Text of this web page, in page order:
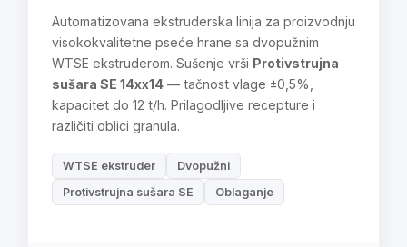
Automatizovana ekstruderska linija za proizvodnju
visokokvalitetne pseće hrane sa dvopužnim
WTSE ekstruderom. Sušenje vrši Protivstrujna
sušara SE 14xx14 — tačnost vlage ±0,5%,
kapacitet do 12 t/h. Prilagodljive recepture i
različiti oblici granula.
WTSE ekstruder
Dvopužni
Protivstrujna sušara SE
Oblaganje